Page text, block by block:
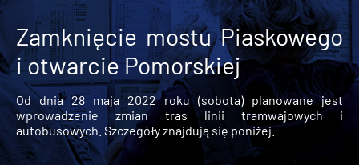
Zamknięcie mostu Piaskowego
i otwarcie Pomorskiej
Od dnia 28 maja 2022 roku (sobota) planowane jest
wprowadzenie zmian tras linii tramwajowych i
autobusowych. Szczegóły znajdują się poniżej.